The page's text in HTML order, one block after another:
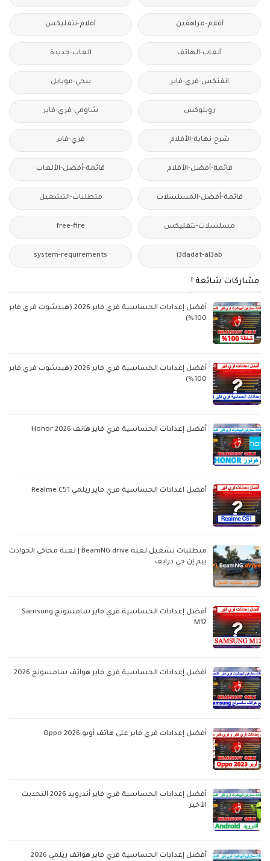
أفلام-مراهقين أفلام-نتفليكس
ألعاب-الهاتف العاب-جديدة
انفنكس-فري-فاير ببجي-موبايل
روبلوكس شاومي-فري-فاير
شرح-نهاية-الأفلام فري-فاير
قائمة-أفضل-الأفلام قائمة-أفضل-الألعاب
قائمة-أفضل-المسلسلات متطلبات-التشغيل
مسلسلات-نتفليكس free-fire
i3dadat-al3ab
system-requirements
مشاركات شائعة !
أفضل إعدادات الحساسية فري فاير 2026 (هيدشوت فري فاير
100%)
أفضل إعدادات الحساسية فري فاير 2026 (هيدشوت فري فاير
100%)
أفضل إعدادات الحساسية فري فاير هاتف Honor 2026
أفضل اعدادات الحساسية فري فاير ريلمي Realme C51
متطلبات تشغيل لعبة BeamNG drive | لعبة محاكي الحوادث
بيم إن جي درايف
أفضل إعدادات الحساسية فري فاير سامسونج Samsung
M12
أفضل إعدادات الحساسية فري فاير هواتف سامسونج 2026
أفضل إعدادات فري فاير على هاتف أوبو Oppo 2026
أفضل إعدادات الحساسية فري فاير أندرويد 2026 التحديث
الأخير
أفضل إعدادات الحساسية فري فاير هواتف ريلمي 2026